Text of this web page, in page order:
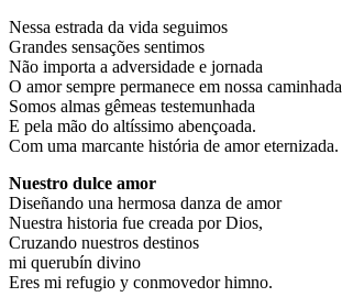
Nessa estrada da vida seguimos
Grandes sensações sentimos
Não importa a adversidade e jornada
O amor sempre permanece em nossa caminhada
Somos almas gêmeas testemunhada
E pela mão do altíssimo abençoada.
Com uma marcante história de amor eternizada.
Nuestro dulce amor
Diseñando una hermosa danza de amor
Nuestra historia fue creada por Dios,
Cruzando nuestros destinos
mi querubín divino
Eres mi refugio y conmovedor himno.